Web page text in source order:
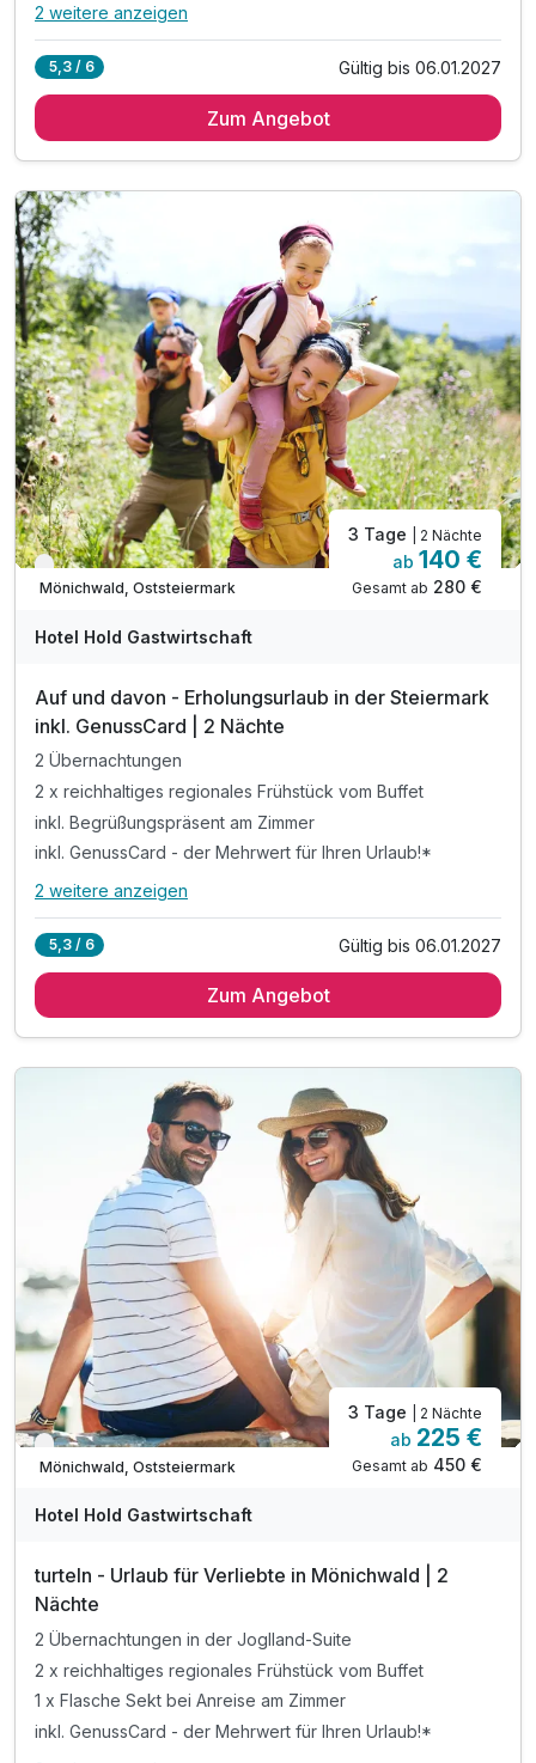
Alle Inklusivleistungen
1 x reichhaltiges regionales Frühstück vom Buffet
inkl. Nutzung des Wellnessbereichs
inkl. Parkplatz und WLAN-Nutzung
2 weitere anzeigen
5,3 / 6 Gültig bis 06.01.2027
Zum Angebot
Verfügbar bis Januar
Mönichwald, Oststeiermark
3 Tage | 2 Nächte
ab 140 €
Gesamt ab 280 €
Hotel Hold Gastwirtschaft
Auf und davon - Erholungsurlaub in der Steiermark
inkl. GenussCard | 2 Nächte
2 Übernachtungen
2 x reichhaltiges regionales Frühstück vom Buffet
inkl. Begrüßungspräsent am Zimmer
inkl. GenussCard - der Mehrwert für Ihren Urlaub!*
Alle Inklusivleistungen
2 x reichhaltiges regionales Frühstück vom Buffet
inkl. Nutzung des Wellnessbereichs
inkl. Parkplatz & W-LAN Nutzung
2 weitere anzeigen
5,3 / 6 Gültig bis 06.01.2027
Zum Angebot
Verfügbar bis Dezember
Mönichwald, Oststeiermark
3 Tage | 2 Nächte
ab 225 €
Gesamt ab 450 €
Hotel Hold Gastwirtschaft
turteln - Urlaub für Verliebte in Mönichwald | 2
Nächte
2 Übernachtungen in der Joglland-Suite
2 x reichhaltiges regionales Frühstück vom Buffet
1 x Flasche Sekt bei Anreise am Zimmer
inkl. GenussCard - der Mehrwert für Ihren Urlaub!*